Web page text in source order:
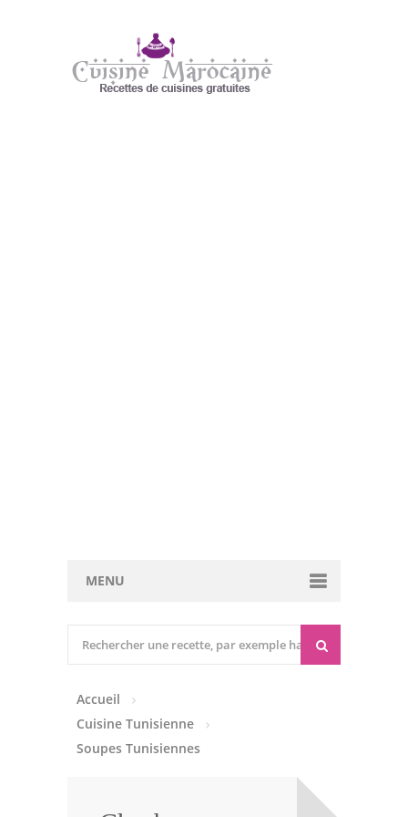
MENU
Entrées Froides
Accueil
Cuisine Tunisienne
Soupes Tunisiennes